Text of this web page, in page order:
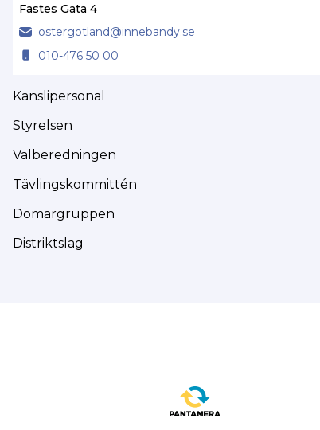
Fastes Gata 4
ostergotland@innebandy.se
010-476 50 00
Kanslipersonal
Styrelsen
Valberedningen
Tävlingskommittén
Domargruppen
Distriktslag